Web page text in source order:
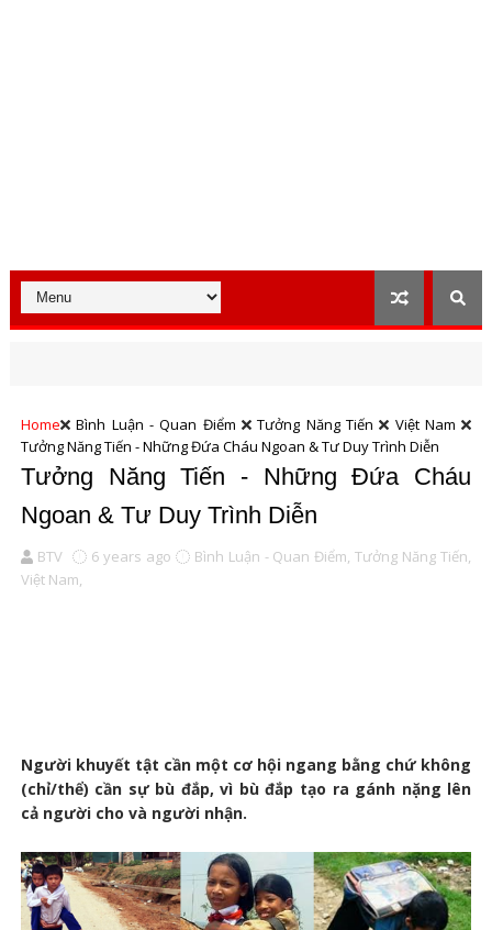
Home Bình Luận - Quan Điểm Tưởng Năng Tiến
Việt Nam
Tưởng Năng Tiến - Những Đứa Cháu Ngoan & Tư Duy Trình Diễn
Tưởng Năng Tiến - Những Đứa Cháu
Ngoan & Tư Duy Trình Diễn
BTV 6 years ago Bình Luận - Quan Điểm, Tưởng Năng Tiến,
Việt Nam,
Người khuyết tật cần một cơ hội ngang bằng chứ không
(chỉ/thể) cần sự bù đắp, vì bù đắp tạo ra gánh nặng lên
cả người cho và người nhận.